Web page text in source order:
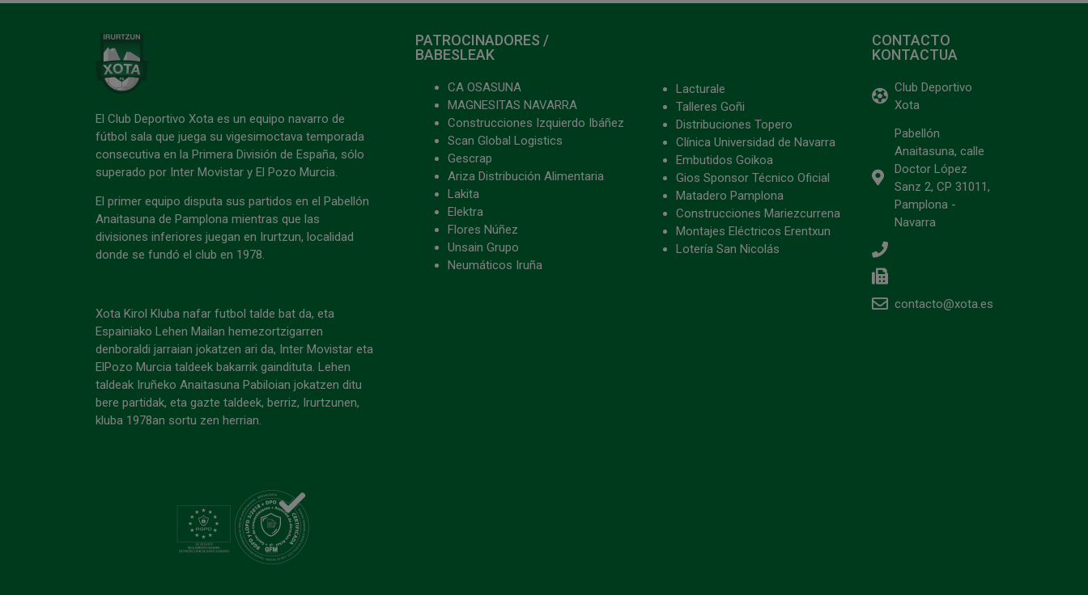
El Club Deportivo Xota es un equipo navarro de
fútbol sala que juega su vigesimoctava temporada
consecutiva en la Primera División de España, sólo
superado por Inter Movistar y El Pozo Murcia.
El primer equipo disputa sus partidos en el Pabellón
Anaitasuna de Pamplona mientras que las
divisiones inferiores juegan en Irurtzun, localidad
donde se fundó el club en 1978.
Xota Kirol Kluba nafar futbol talde bat da, eta
Espainiako Lehen Mailan hemezortzigarren
denboraldi jarraian jokatzen ari da, Inter Movistar eta
ElPozo Murcia taldeek bakarrik gaindituta. Lehen
taldeak Iruñeko Anaitasuna Pabiloian jokatzen ditu
bere partidak, eta gazte taldeek, berriz, Irurtzunen,
kluba 1978an sortu zen herrian.
PATROCINADORES /
BABESLEAK
CA OSASUNA
MAGNESITAS NAVARRA
Construcciones Izquierdo Ibáñez
Scan Global Logistics
Gescrap
Ariza Distribución Alimentaria
Lakita
Elektra
Flores Núñez
Unsain Grupo
Neumáticos Iruña
Lacturale
Talleres Goñi
Distribuciones Topero
Clínica Universidad de Navarra
Embutidos Goikoa
Gios Sponsor Técnico Oficial
Matadero Pamplona
Construcciones Mariezcurrena
Montajes Eléctricos Erentxun
Lotería San Nicolás
CONTACTO
KONTACTUA
Club Deportivo
Xota
Pabellón
Anaitasuna, calle
Doctor López
Sanz 2, CP 31011,
Pamplona -
Navarra
contacto@xota.es